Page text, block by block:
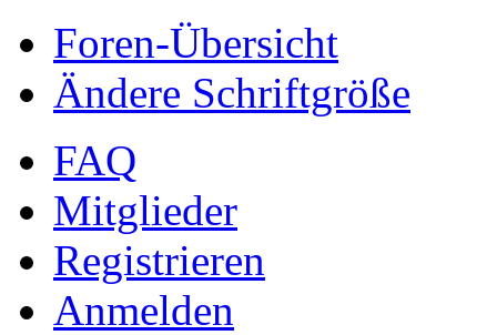
Foren-Übersicht
Ändere Schriftgröße
FAQ
Mitglieder
Registrieren
Anmelden